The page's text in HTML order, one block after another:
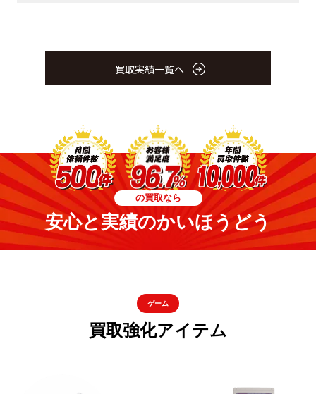
買取実績一覧へ
の買取なら
安心と実績のかいほうどう
ゲーム
買取強化アイテム